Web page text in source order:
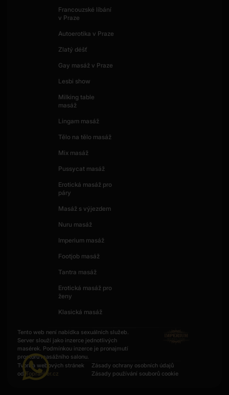
Francouzské líbání
v Praze
Autoerotika v Praze
Zlatý déšť
Gay masáž v Praze
Lesbi show
Milking table
masáž
Lingam masáž
Tělo na tělo masáž
Mix masáž
Pussycat masáž
Erotická masáž pro
páry
Masáž s výjezdem
Nuru masáž
Imperium masáž
Footjob masáž
Tantra masáž
Erotická masáž pro
ženy
Klasická masáž
Tento web není nabídka sexuálních služeb.
Server slouží jako inzerce jednotlivých
masérek. Podmínkou inzerce je pronajmutí
prostoru masážního salonu.
Tvorba webových stránek
od Topranker.cz
Zásady ochrany osobních údajů
Zásady používání souborů cookie